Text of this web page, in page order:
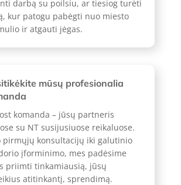
darbą su poilsiu, ar tiesiog turėti
kur patogu pabėgti nuo miesto
ir atgauti jėgas.
mūsų profesionalia
komanda – jūsų partneris
su NT susijusiuose reikaluose.
pirmųjų konsultacijų iki galutinio
įforminimo, mes padėsime
priimti tinkamiausią, jūsų
atitinkantį, sprendimą.